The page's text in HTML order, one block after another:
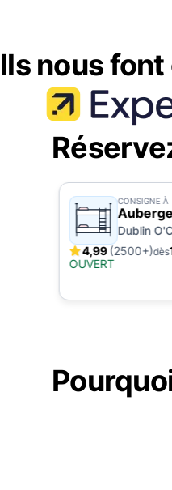
Ils nous
CONSIGNE À
Auberge
Dublin
4,99(2500+)dès
OUVERT